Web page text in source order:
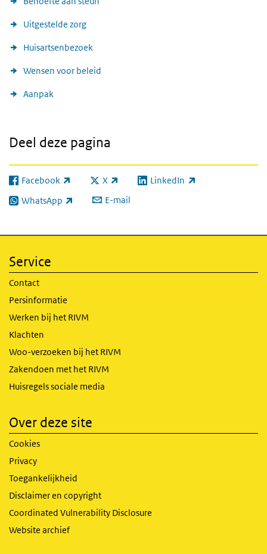
Uitgestelde zorg
Huisartsenbezoek
Wensen voor beleid
Aanpak
Deel deze pagina
Facebook
(externe link) X
(externe link) LinkedIn
(externe link)
WhatsApp
(externe link) E-mail
Service
Contact
Persinformatie
Werken bij het RIVM
Klachten
Woo-verzoeken bij het RIVM
Zakendoen met het RIVM
Huisregels sociale media
Over deze site
Cookies
Privacy
Toegankelijkheid
Disclaimer en copyright
Coordinated Vulnerability Disclosure
Website archief